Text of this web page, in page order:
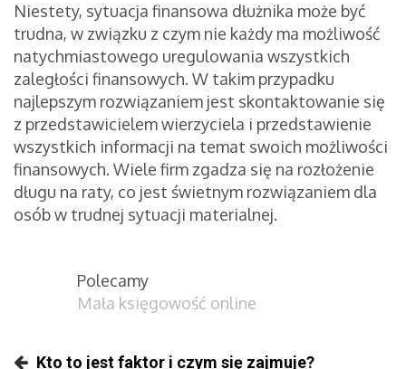
Niestety, sytuacja finansowa dłużnika może być
trudna, w związku z czym nie każdy ma możliwość
natychmiastowego uregulowania wszystkich
zaległości finansowych. W takim przypadku
najlepszym rozwiązaniem jest skontaktowanie się
z przedstawicielem wierzyciela i przedstawienie
wszystkich informacji na temat swoich możliwości
finansowych. Wiele firm zgadza się na rozłożenie
długu na raty, co jest świetnym rozwiązaniem dla
osób w trudnej sytuacji materialnej.
Polecamy
Mała księgowość online
Kto to jest faktor i czym się zajmuje?